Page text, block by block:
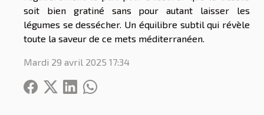
soit bien gratiné sans pour autant laisser les
légumes se dessécher. Un équilibre subtil qui révèle
toute la saveur de ce mets méditerranéen.
Mardi 29 avril 2025 17:34